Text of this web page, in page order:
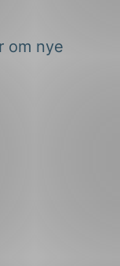
om nye